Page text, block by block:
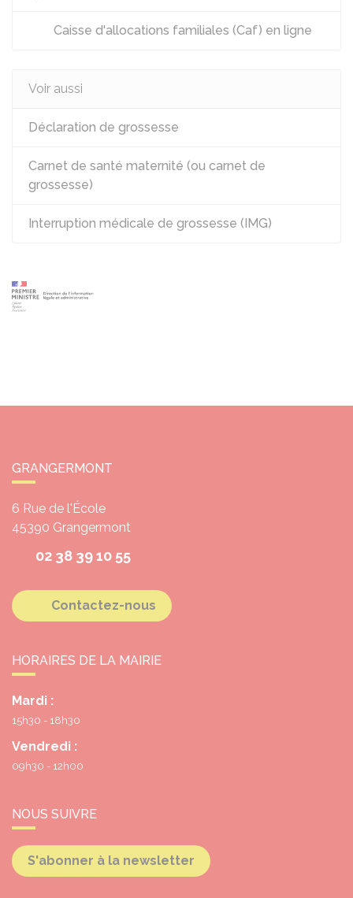
Caisse d'allocations familiales (Caf) en ligne
Voir aussi
Déclaration de grossesse
Carnet de santé maternité (ou carnet de
grossesse)
Interruption médicale de grossesse (IMG)
GRANGERMONT
6 Rue de l'École
45390 Grangermont
02 38 39 10 55
Contactez-nous
HORAIRES DE LA MAIRIE
Mardi :
15h30 - 18h30
Vendredi :
09h30 - 12h00
NOUS SUIVRE
S'abonner à la newsletter